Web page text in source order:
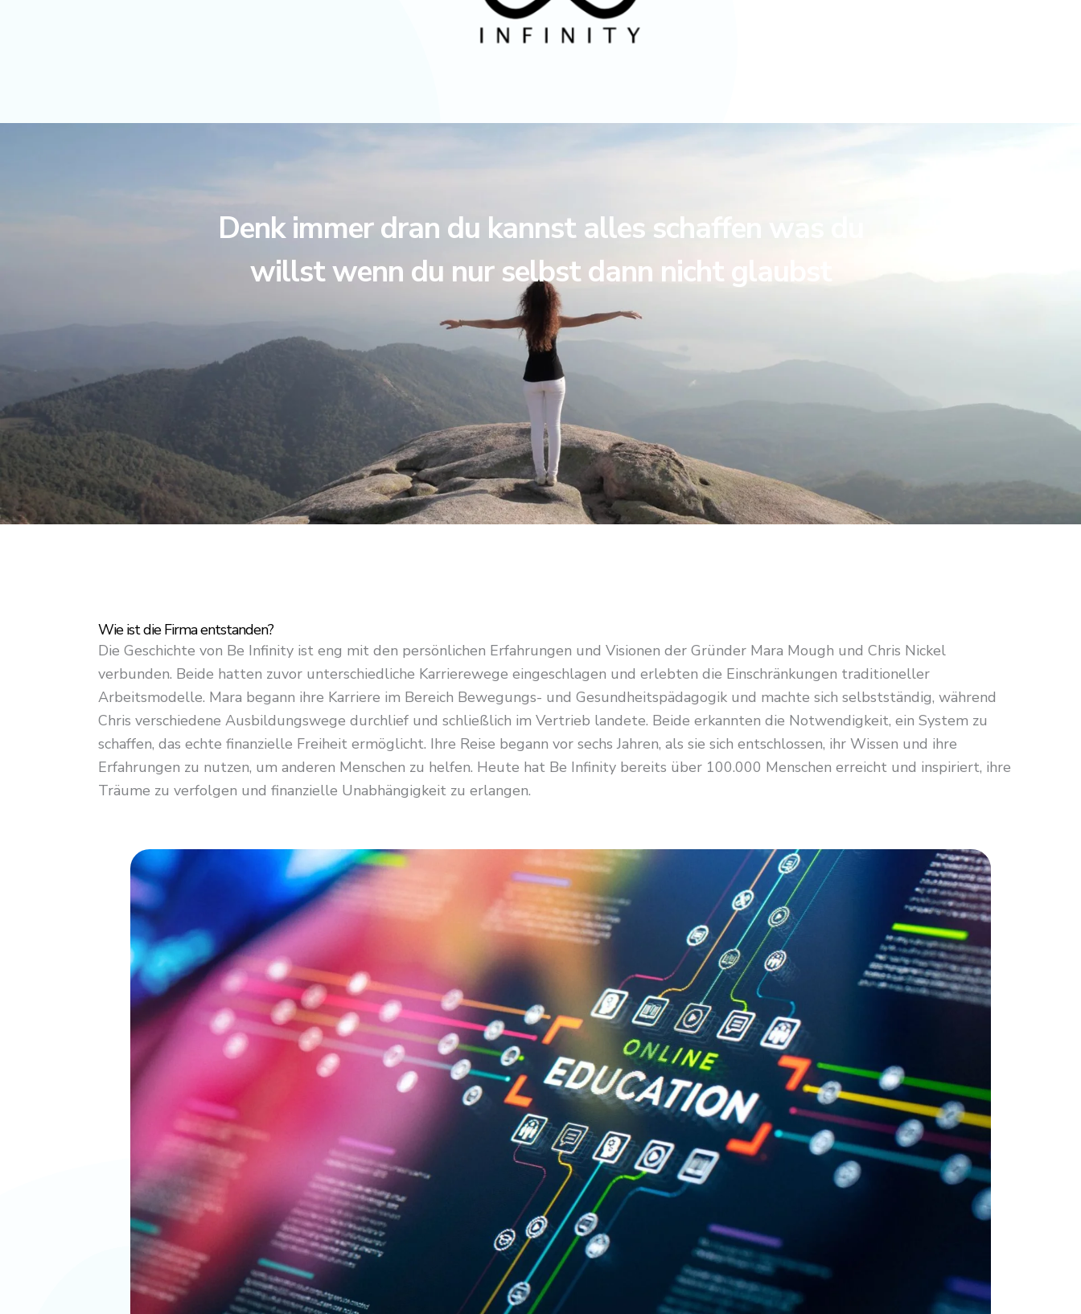
Denk immer dran du kannst alles schaffen was du
willst wenn du nur selbst dann nicht glaubst
Wie ist die Firma entstanden?
Die Geschichte von Be Infinity ist eng mit den persönlichen Erfahrungen und Visionen der Gründer Mara Mough und Chris Nickel
verbunden. Beide hatten zuvor unterschiedliche Karrierewege eingeschlagen und erlebten die Einschränkungen traditioneller
Arbeitsmodelle. Mara begann ihre Karriere im Bereich Bewegungs- und Gesundheitspädagogik und machte sich selbstständig, während
Chris verschiedene Ausbildungswege durchlief und schließlich im Vertrieb landete. Beide erkannten die Notwendigkeit, ein System zu
schaffen, das echte finanzielle Freiheit ermöglicht. Ihre Reise begann vor sechs Jahren, als sie sich entschlossen, ihr Wissen und ihre
Erfahrungen zu nutzen, um anderen Menschen zu helfen. Heute hat Be Infinity bereits über 100.000 Menschen erreicht und inspiriert, ihre
Träume zu verfolgen und finanzielle Unabhängigkeit zu erlangen.